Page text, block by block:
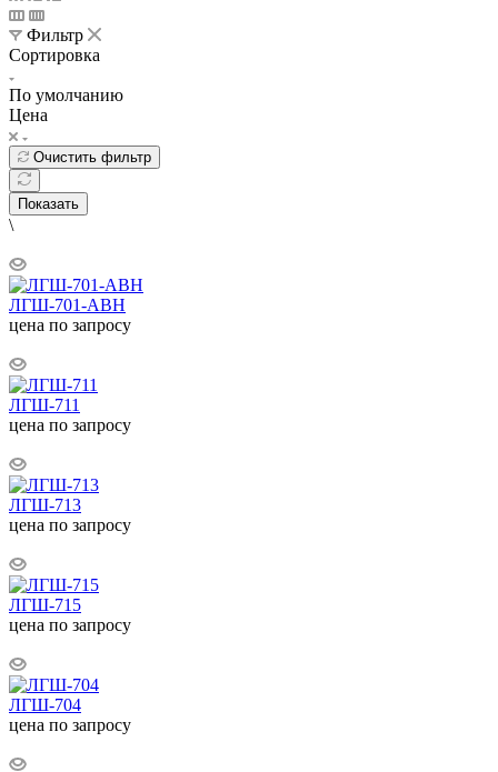
Фильтр
Сортировка
По умолчанию
Цена
Очистить фильтр
Показать
\
ЛГШ-701-АВН
цена по запросу
ЛГШ-711
цена по запросу
ЛГШ-713
цена по запросу
ЛГШ-715
цена по запросу
ЛГШ-704
цена по запросу